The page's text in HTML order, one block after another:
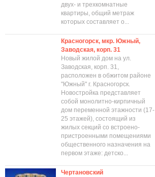
двух- и трехкомнатные
квартиры, общий метраж
которых составляет о...
Красногорск, мкр. Южный,
Заводская, корп. 31
Новый жилой дом на ул.
Заводская, корп. 31,
расположен в обжитом районе
"Южный" г. Красногорск.
Новостройка представляет
собой монолитно-кирпичный
дом переменной этажности (17-
25 этажей), состоящий из
жилых секций со встроено-
пристроенными помещениями
общественного назначения на
первом этаже: детско...
Чертановский